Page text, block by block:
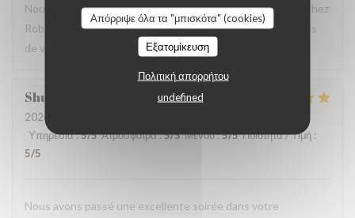
Απόρριψε όλα τα "μπισκότα" (cookies)
Εξατομίκευση
Πολιτική απορρήτου
undefined
Nous sommes ravis que vous ayez passé un bon moment chez
Robert et Louise, que nous serons heureux de rééditer lors
de votre prochain passage.
Shunkuei
2026-07-16
Υπηρεσία:5/5 Ατμόσφαιρα:5/5 Μενού:5/5 Ποιότητα / Τιμή :
5/5
Nous avons passé une excellente soirée dans votre